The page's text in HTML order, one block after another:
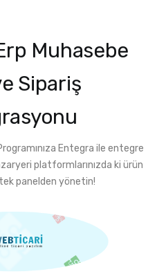
Muhasebe
Sipariş
Entegra ile entegre
platformlarınızda ki ürün
panelden yönetin!